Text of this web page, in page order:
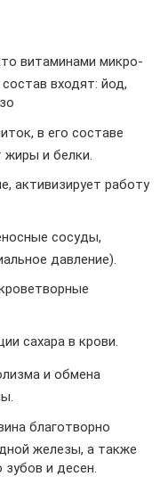
витаминами микро-
входят: йод,
в его составе
жиры и белки.
активизирует работу
сосуды,
давление).
сахара в крови.
и обмена
благотворно
железы, а также
зубов и десен.